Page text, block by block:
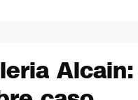
Alcain: